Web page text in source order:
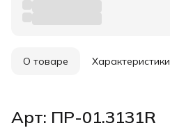
О товаре Характеристики
Арт: ПР-01.3131R